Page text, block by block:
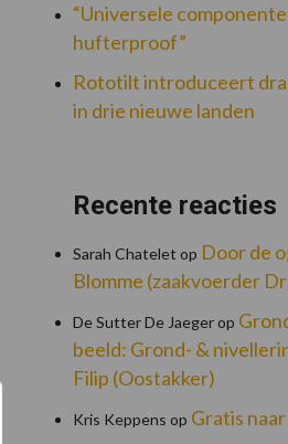
“Universele
hufterproof”
Rototilt introduceert
in drie nieuwe landen
Recente reacties
Sarah Chatelet op Door de
Blomme (zaakvoerder
De Sutter De Jaegerop
beeld: Grond- &
Filip (Oostakker)
Kris Keppens op Gratis